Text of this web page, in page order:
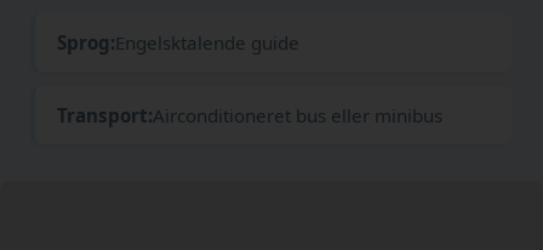
Sprog:Engelsktalende guide
Transport:Airconditioneret bus eller minibus